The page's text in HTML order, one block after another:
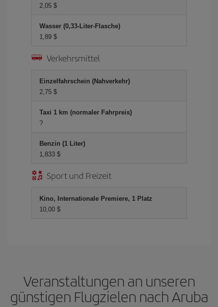
2,05 $
Wasser (0,33-Liter-Flasche)
1,89 $
Verkehrsmittel
Einzelfahrschein (Nahverkehr)
2,75 $
Taxi 1 km (normaler Fahrpreis)
?
Benzin (1 Liter)
1,833 $
Sport und Freizeit
Kino, Internationale Premiere, 1 Platz
10,00 $
Veranstaltungen an unseren
günstigen Flugzielen nach Aruba